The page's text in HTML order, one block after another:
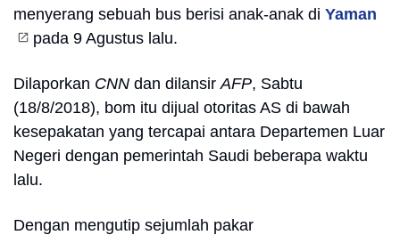
menyerang sebuah bus berisi anak-anak di Yaman
pada 9 Agustus lalu.
Dilaporkan CNN dan dilansirAFP, Sabtu
(18/8/2018), bom itu dijual otoritas AS di bawah
kesepakatan yang tercapai antara Departemen Luar
Negeri dengan pemerintah Saudi beberapa waktu
lalu.
Dengan mengutip sejumlah pakar